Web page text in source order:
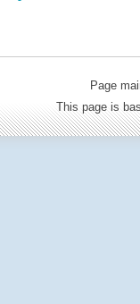
Page
This page is